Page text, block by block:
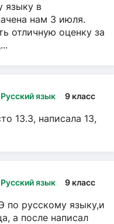
языку в
нам 3 июля.
отличную оценку за
Русский язык 9 класс
13.3, написала 13,
Русский язык 9 класс
по русскому языку,и
а после написал